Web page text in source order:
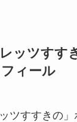
レッツすす
ィール
ツすすきの」